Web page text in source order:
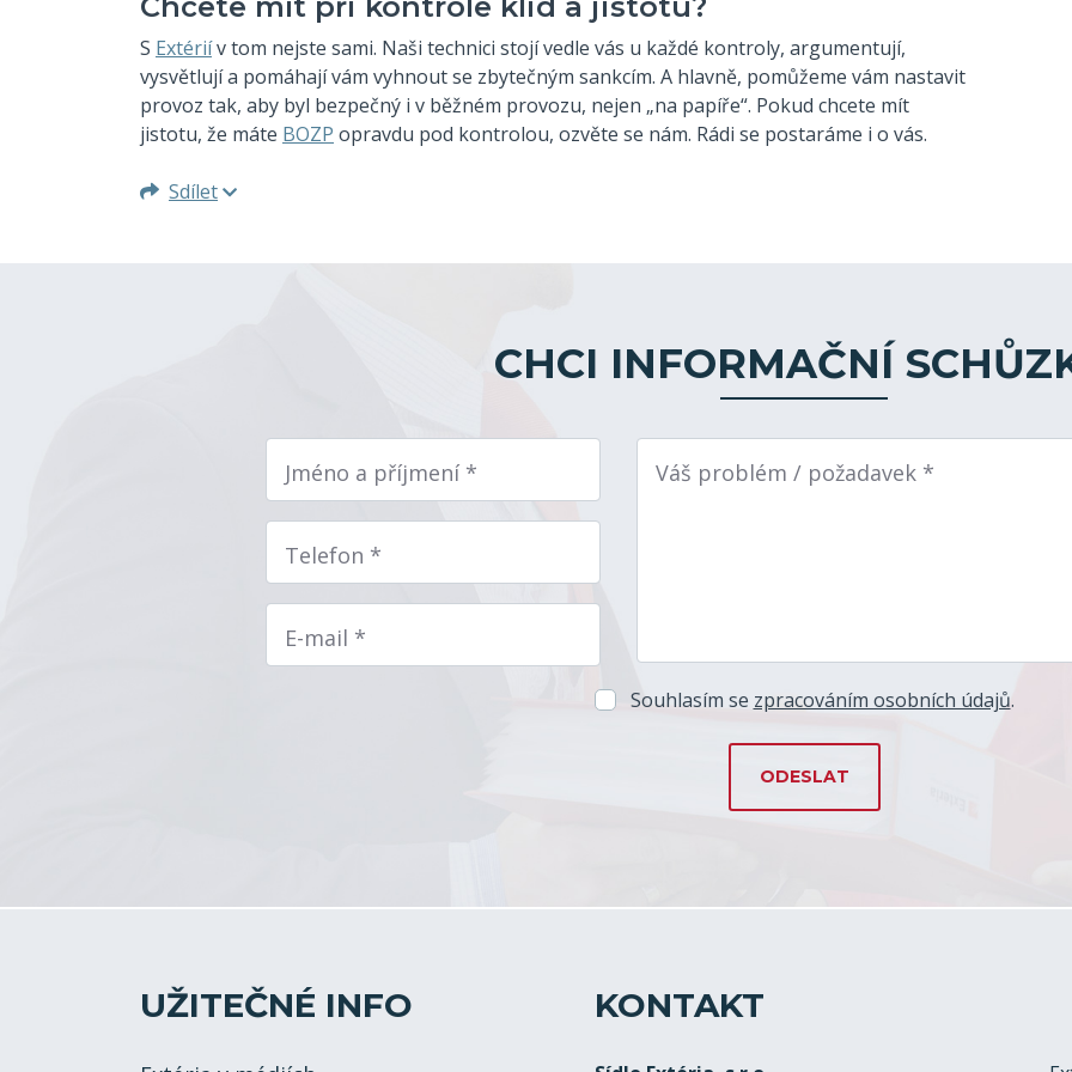
S Extériív tom nejste sami. Naši technici stojí vedle vás u každé kontroly, argumentují,
vysvětlují a pomáhají vám vyhnout se zbytečným sankcím. A hlavně, pomůžeme vám nastavit
provoz tak, aby byl bezpečný i v běžném provozu, nejen „na papíře“. Pokud chcete mít
jistotu, že máte BOZP opravdu pod kontrolou, ozvěte se nám. Rádi se postaráme i o vás.
Sdílet
CHCI INFORMAČNÍ
Jméno a příjmení *
Telefon *
E-mail *
Váš problém / požadavek *
Souhlasím se zpracováním osobních údajů.
UŽITEČNÉ INFO KONTAKT